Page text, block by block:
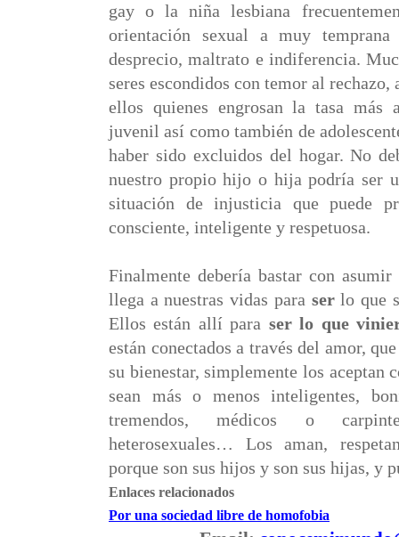
gay o la niña lesbiana
orientación sexual a muy
desprecio, maltrato e indiferencia.
seres escondidos con temor al
ellos quienes engrosan la tasa
juvenil así como también de
haber sido excluidos del hogar. No
nuestro propio hijo o hija podría ser
situación de injusticia que puede
consciente, inteligente y respetuosa.
Finalmente debería bastar con
llega a nuestras vidas para serlo que
Ellos están allí para ser lo que
están conectados a través del amor,
su bienestar, simplemente los aceptan
sean más o menos inteligentes,
tremendos, médicos o
heterosexuales… Los aman,
porque son sus hijos y son sus hijas, y
Enlaces relacionados
Por una sociedad libre de homofobia